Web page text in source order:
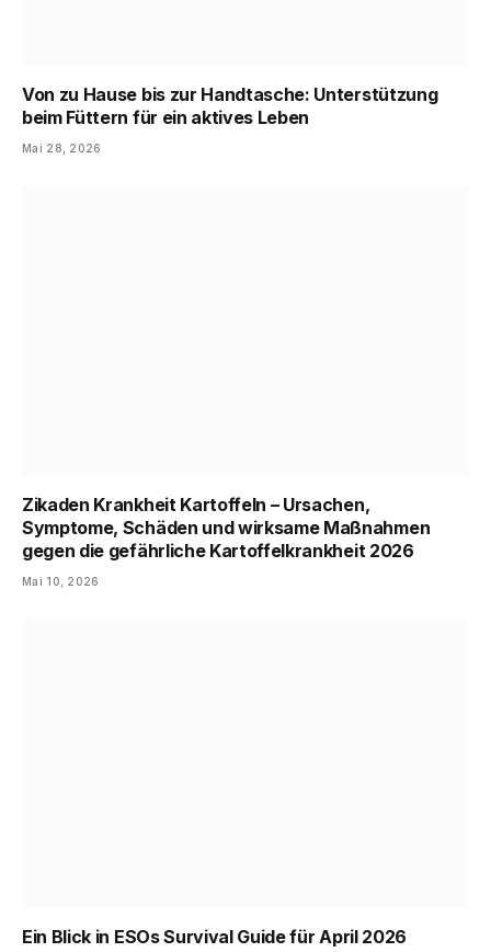
Von zu Hause bis zur Handtasche: Unterstützung
beim Füttern für ein aktives Leben
Mai 28, 2026
Zikaden Krankheit Kartoffeln – Ursachen,
Symptome, Schäden und wirksame Maßnahmen
gegen die gefährliche Kartoffelkrankheit 2026
Mai 10, 2026
Ein Blick in ESOs Survival Guide für April 2026